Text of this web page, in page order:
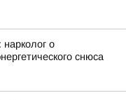
о
снюса